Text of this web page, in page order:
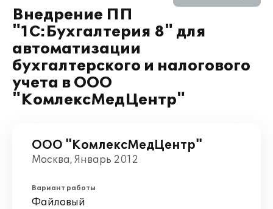
Внедрение ПП
"1С:Бухгалтерия 8" для
автоматизации
бухгалтерского и налогового
учета в ООО
"КомлексМедЦентр"
ООО "КомлексМедЦентр"
Москва, Январь 2012
Вариант работы
Файловый